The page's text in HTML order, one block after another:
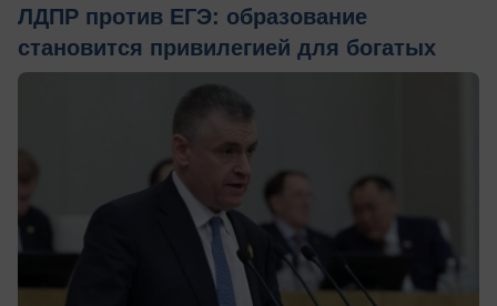
ЛДПР против ЕГЭ: образование
становится привилегией для богатых